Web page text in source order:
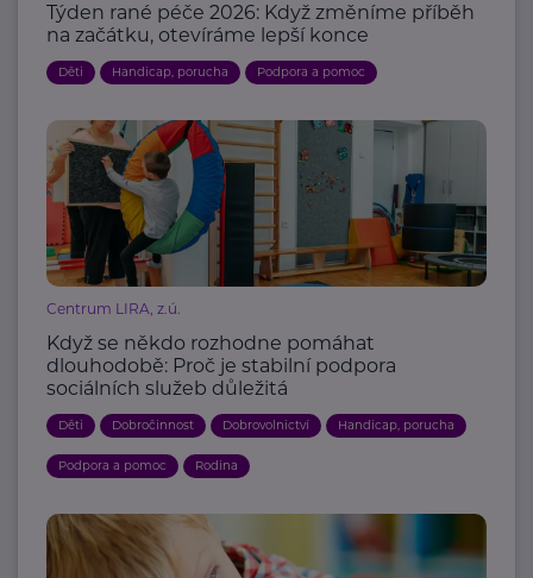
Týden rané péče 2026: Když změníme příběh
na začátku, otevíráme lepší konce
Děti Handicap, porucha Podpora a pomoc
Centrum LIRA, z.ú.
Když se někdo rozhodne pomáhat
dlouhodobě: Proč je stabilní podpora
sociálních služeb důležitá
Děti Dobročinnost Dobrovolnictví Handicap, porucha
Podpora a pomoc Rodina